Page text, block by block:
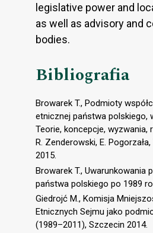
legislative power and
as well as advisory and
bodies.
Bibliografia
Browarek T., Podmioty
etnicznej państwa polskiego,
Teorie, koncepcje, wyzwania,
R. Zenderowski, E.
2015.
Browarek T., Uwarunkowania
państwa polskiego po 1989
Giedrojć M., Komisja
Etnicznych Sejmu jako
(1989–2011), Szczecin 2014.